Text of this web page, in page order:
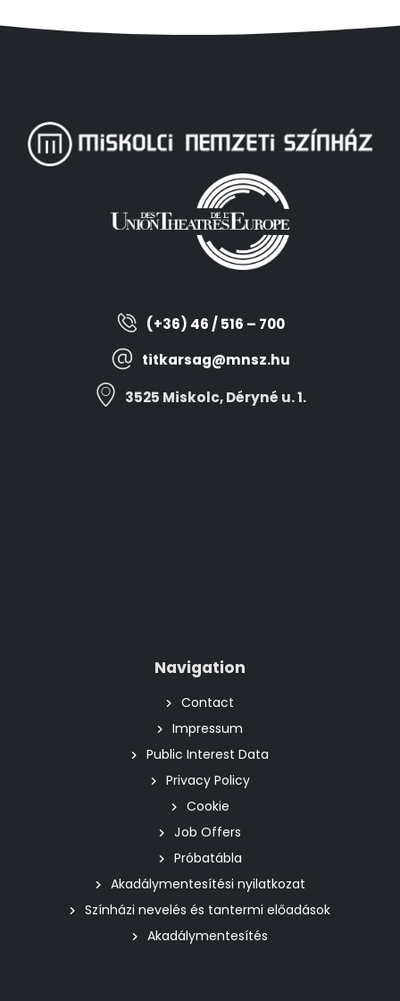
(+36) 46 / 516 – 700
titkarsag@mnsz.hu
3525 Miskolc, Déryné u. 1.
Navigation
Contact
Impressum
Public Interest Data
Privacy Policy
Cookie
Job Offers
Próbatábla
Akadálymentesítési nyilatkozat
Színházi nevelés és tantermi előadások
Akadálymentesítés